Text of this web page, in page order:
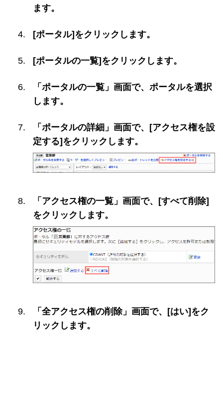
ます。
[ポータル]をクリックします。
[ポータルの一覧]をクリックします。
「ポータルの一覧」画面で、ポータルを選択
します。
「ポータルの詳細」画面で、[アクセス権を設
定する]をクリックします。
「アクセス権の一覧」画面で、[すべて削除]
をクリックします。
「全アクセス権の削除」画面で、[はい]をク
リックします。